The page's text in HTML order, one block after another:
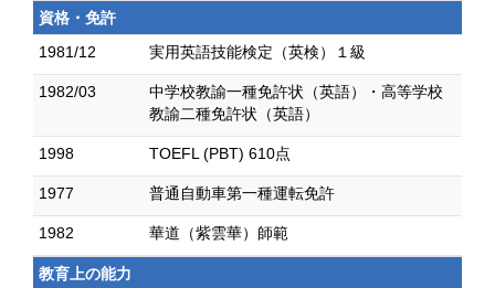
資格・免許
1981/12
実用英語技能検定（英検）１級
1982/03
中学校教諭一種免許状（英語）・高等学校
教諭二種免許状（英語）
1998 TOEFL (PBT) 610点
1977 普通自動車第一種運転免許
1982 華道（紫雲華）師範
教育上の能力